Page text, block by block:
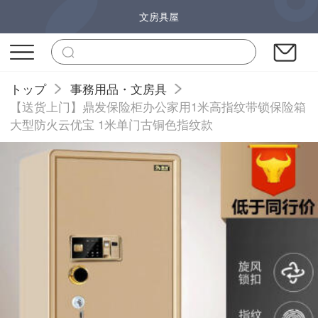
文房具屋
トップ
事務用品・文房具
【送货上门】鼎发保险柜办公家用1米高指纹带锁保险箱
大型防火云优宝 1米单门古铜色指纹款